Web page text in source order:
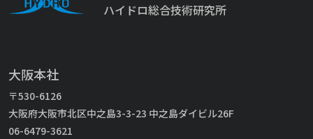
ハイドロ総合技術研究所
大阪本社
〒530-6126
大阪府大阪市北区中之島3-3-23 中之島ダイビル26F
06-6479-3621